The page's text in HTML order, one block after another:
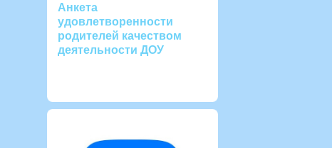
Анкета
удовлетворенности
родителей качеством
деятельности ДОУ